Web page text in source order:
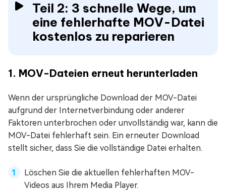
Teil 2: 3 schnelle Wege, um
eine fehlerhafte MOV-Datei
kostenlos zu reparieren
1. MOV-Dateien erneut herunterladen
Wenn der ursprüngliche Download der MOV-Datei
aufgrund der Internetverbindung oder anderer
Faktoren unterbrochen oder unvollständig war, kann die
MOV-Datei fehlerhaft sein. Ein erneuter Download
stellt sicher, dass Sie die vollständige Datei erhalten.
Löschen Sie die aktuellen fehlerhaften MOV-
Videos aus Ihrem Media Player.